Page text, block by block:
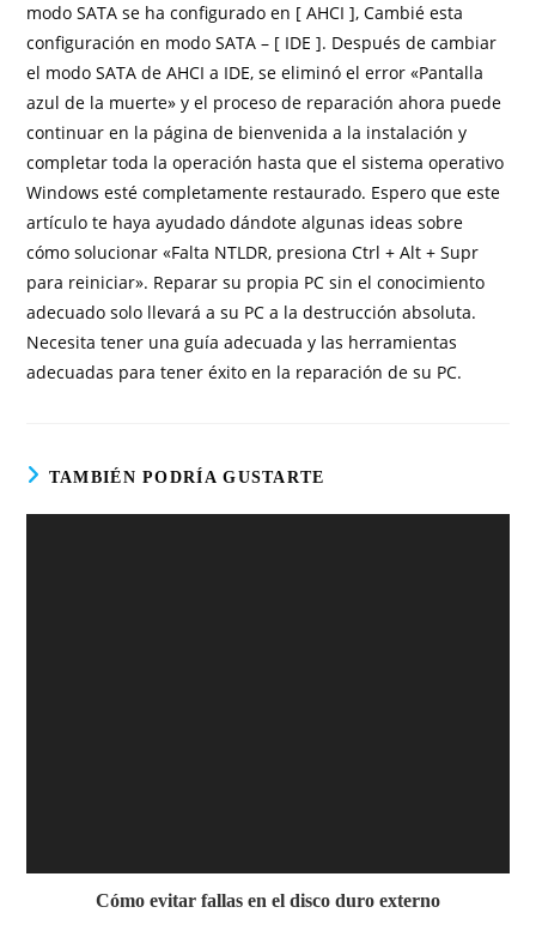
modo SATA se ha configurado en [ AHCI ], Cambié esta
configuración en modo SATA – [ IDE ]. Después de cambiar
el modo SATA de AHCI a IDE, se eliminó el error «Pantalla
azul de la muerte» y el proceso de reparación ahora puede
continuar en la página de bienvenida a la instalación y
completar toda la operación hasta que el sistema operativo
Windows esté completamente restaurado. Espero que este
artículo te haya ayudado dándote algunas ideas sobre
cómo solucionar «Falta NTLDR, presiona Ctrl + Alt + Supr
para reiniciar». Reparar su propia PC sin el conocimiento
adecuado solo llevará a su PC a la destrucción absoluta.
Necesita tener una guía adecuada y las herramientas
adecuadas para tener éxito en la reparación de su PC.
TAMBIÉN PODRÍA GUSTARTE
Cómo evitar fallas en el disco duro externo